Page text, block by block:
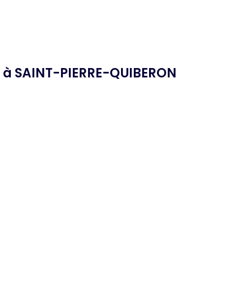
à SAINT-PIERRE-QUIBERON